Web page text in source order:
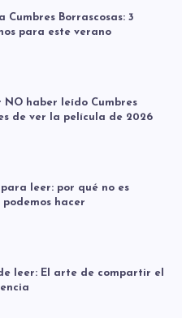
Cumbres Borrascosas: 3
para este verano
NO haber leído Cumbres
de ver la película de 2026
leer: por qué no es
hacer
leer: El arte de compartir el